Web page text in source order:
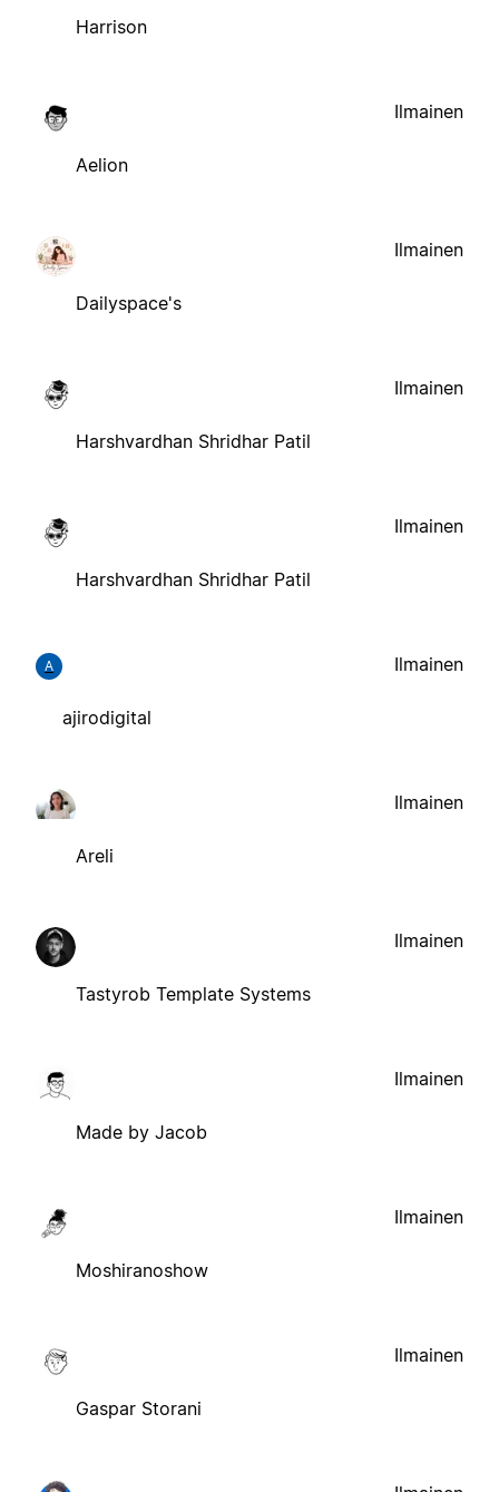
Harrison
Aelion
Ilmainen
Dailyspace's
Ilmainen
Harshvardhan Shridhar Patil
Ilmainen
Harshvardhan Shridhar Patil
Ilmainen
A
ajirodigital
Ilmainen
Areli
Ilmainen
Tastyrob Template Systems
Ilmainen
Made by Jacob
Ilmainen
Moshiranoshow
Ilmainen
Gaspar Storani
Ilmainen